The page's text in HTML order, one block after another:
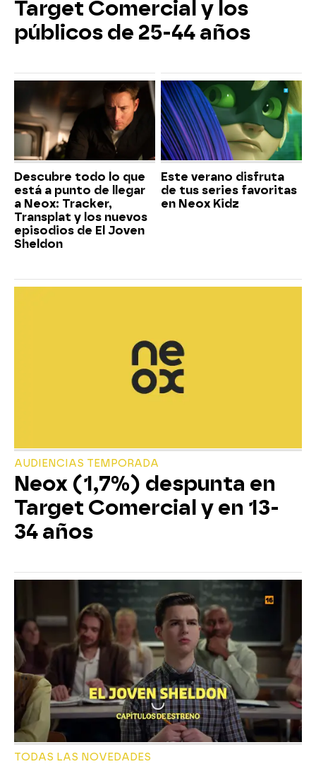
Target Comercial y los
públicos de 25-44 años
Descubre todo lo que
está a punto de llegar
a Neox: Tracker,
Transplat y los nuevos
episodios de El Joven
Sheldon
Este verano disfruta
de tus series favoritas
en Neox Kidz
AUDIENCIAS TEMPORADA
Neox (1,7%) despunta en
Target Comercial y en 13-
34 años
TODAS LAS NOVEDADES